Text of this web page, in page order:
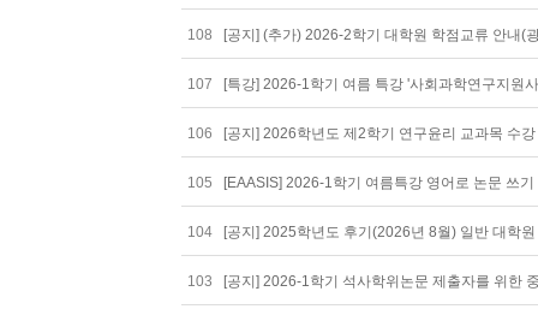
108 [공지] (추가) 2026-2학기 대학원 학점교류 안내(
107 [특강] 2026-1학기 여름 특강 '사회과학연구지원
106 [공지] 2026학년도 제2학기 연구윤리 교과목 수
105 [EAASIS] 2026-1학기 여름특강 영어로 논문 쓰
104 [공지] 2025학년도 후기(2026년 8월) 일반 대학
103 [공지] 2026-1학기 석사학위논문 제출자를 위한